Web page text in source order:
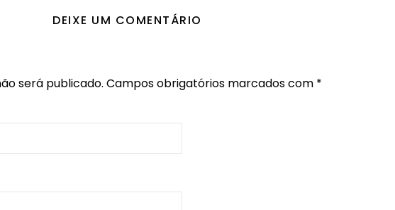
DEIXE UM COMENTÁRIO
será publicado. Campos obrigatórios marcados com *